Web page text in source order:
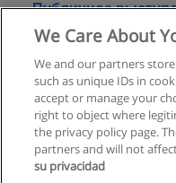
Публичное
лидера
+
We Care About
We and our partners
such as unique IDs in
accept or manage your
right to object where
the privacy policy page.
partners and will not
su privacidad